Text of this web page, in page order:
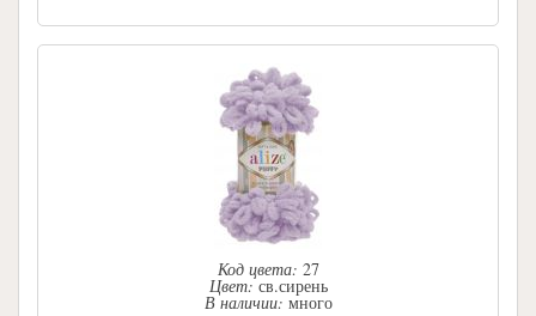
Код цвета: 27
Цвет:св.сирень
В наличии: много